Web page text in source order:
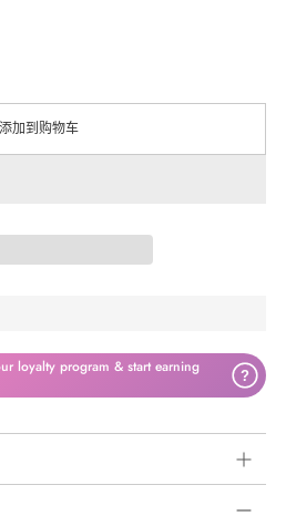
添加到购物车
loyalty program & start earning
?